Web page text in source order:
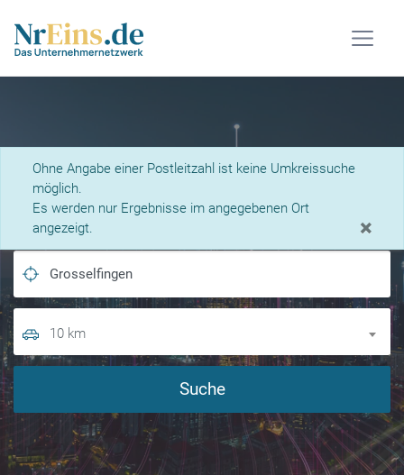
Ohne Angabe einer Postleitzahl ist keine Umkreissuche
möglich.
Es werden nur Ergebnisse im angegebenen Ort
angezeigt.
×
Was suchen Sie?
10 km
Suche